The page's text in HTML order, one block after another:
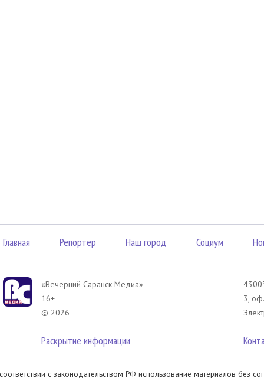
Главная Репортер Наш город Социум
«Вечерний Саранск Mедиа»
16+
© 2026
Раскрытие информации
3,
с законодательством РФ использование материалов без